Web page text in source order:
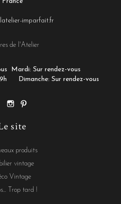
imparfait.fr
de l'Atelier
Mardi: Sur rendez-vous
Dimanche: Sur rendez-vous
site
produits
vintage
Vintage
Trop tard !